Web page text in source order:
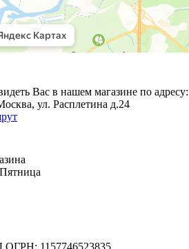
Вас в нашем магазине по адресу:
ул. Расплетина д.24
1157746523835